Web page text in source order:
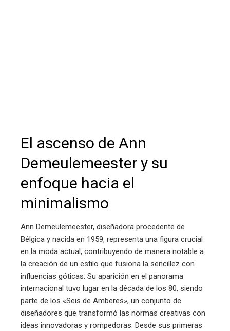
El ascenso de Ann
Demeulemeester y su
enfoque hacia el
minimalismo
Ann Demeulemeester, diseñadora procedente de
Bélgica y nacida en 1959, representa una figura crucial
en la moda actual, contribuyendo de manera notable a
la creación de un estilo que fusiona la sencillez con
influencias góticas. Su aparición en el panorama
internacional tuvo lugar en la década de los 80, siendo
parte de los «Seis de Amberes», un conjunto de
diseñadores que transformó las normas creativas con
ideas innovadoras y rompedoras. Desde sus primeras